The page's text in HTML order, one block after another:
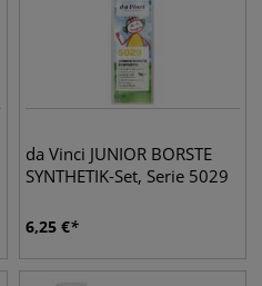
da Vinci JUNIOR BORSTE
SYNTHETIK-Set, Serie 5029
6,25 €